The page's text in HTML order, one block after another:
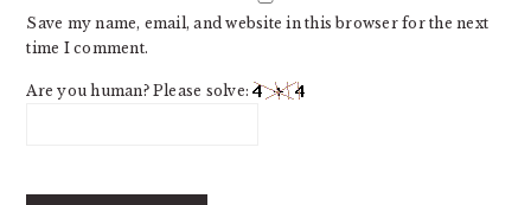
Save my name, email, and website in this browser for the next
time I comment.
Are you human? Please solve: